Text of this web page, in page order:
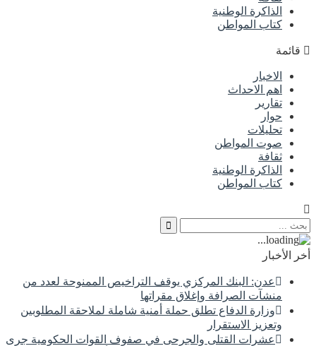
الذاكرة الوطنية
كتاب المواطن
قائمة
الاخبار
اهم الاحداث
تقارير
حوار
تحليلات
صوت المواطن
ثقافة
الذاكرة الوطنية
كتاب المواطن
أخر الأخبار
عدن: البنك المركزي يوقف التراخيص الممنوحة لعدد من
منشآت الصرافة وإغلاق مقراتها
وزارة الدفاع تطلق حملة أمنية شاملة لملاحقة المطلوبين
وتعزيز الاستقرار
عشرات القتلى والجرحى في صفوف القوات الحكومية جرى